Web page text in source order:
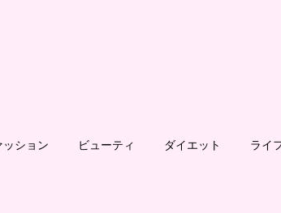
ッション ビューティ ダイエット ライ